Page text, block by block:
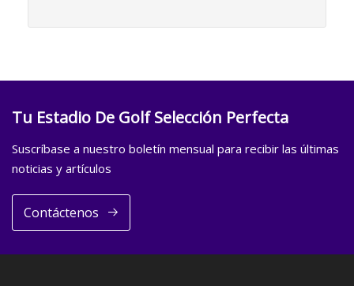
Tu Estadio De Golf Selección Perfecta
Suscríbase a nuestro boletín mensual para recibir las últimas
noticias y artículos
Contáctenos